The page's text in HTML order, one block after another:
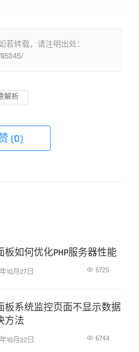
若转载，请注明出处：
解析
(0)
板如何优化PHP服务器性能
10月27日  5725
板系统监控页面不显示数据
方法
10月22日  6744